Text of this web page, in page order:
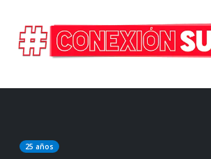
25 años